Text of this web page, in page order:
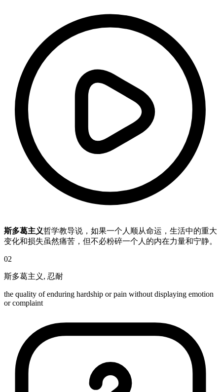
斯多葛主义哲学教导说，如果一个人顺从命运，生活中的重大
变化和损失虽然痛苦，但不必粉碎一个人的内在力量和宁静。
02
斯多葛主义 , 忍耐
the quality of enduring hardship or pain without displaying emotion
or complaint